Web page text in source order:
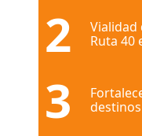
2
Vialidad
Ruta 40
3